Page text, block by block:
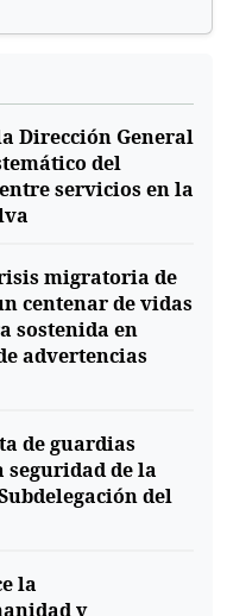
Dirección General
del
servicios en la
migratoria de
centenar de vidas
sostenida en
advertencias
de guardias
seguridad de la
del
la
y